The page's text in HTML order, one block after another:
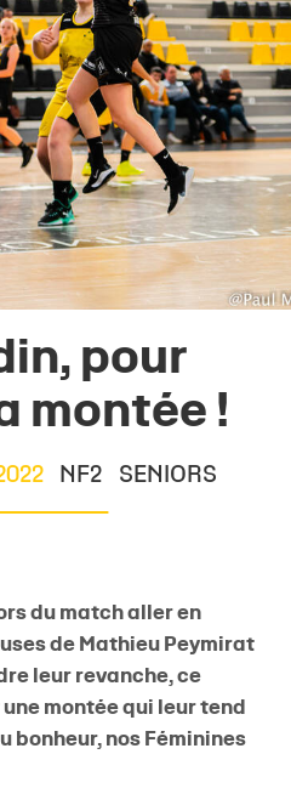
pour
montée !
NF2 SENIORS
du match aller en
de Mathieu Peymirat
leur revanche, ce
montée qui leur tend
bonheur, nos Féminines